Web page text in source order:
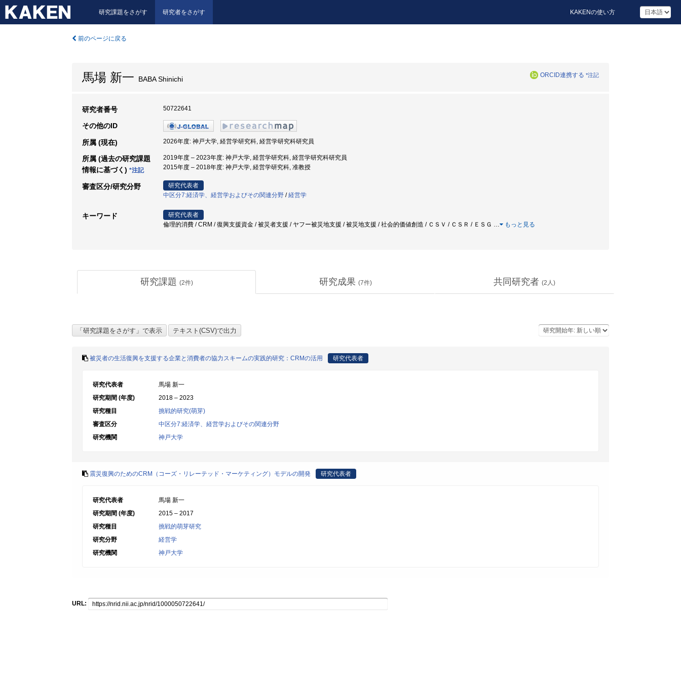
研究課題をさがす 研究者をさがす KAKENの使い方
前のページに戻る
馬場 新一 BABA Shinichi ORCID連携する *注記
研究者番号 50722641
その他のID
所属 (現在) 2026年度: 神戸大学, 経営学研究科, 経営学研究科研究員
所属 (過去の研究課題
情報に基づく) *注記
2019年度 – 2023年度: 神戸大学, 経営学研究科, 経営学研究科研究員
2015年度 – 2018年度: 神戸大学, 経営学研究科, 准教授
審査区分/研究分野
研究代表者
中区分7:経済学、経営学およびその関連分野 /経営学
キーワード
研究代表者
倫理的消費 / CRM / 復興支援資金 / 被災者支援 / ヤフー被災地支援 / 被災地支援 / 社会的価値創造 / ＣＳＶ / ＣＳＲ / ＥＳＧ … もっと見る
研究課題 (2件) 研究成果 (7件) 共同研究者 (2 人)
被災者の生活復興を支援する企業と消費者の協力スキームの実践的研究：CRMの活用 研究代表者
研究代表者
馬場 新一
研究期間 (年度)
2018 – 2023
研究種目
挑戦的研究(萌芽)
審査区分
中区分7:経済学、経営学およびその関連分野
研究機関
神戸大学
震災復興のためのCRM（コーズ・リレーテッド・マーケティング）モデルの開発 研究代表者
研究代表者
馬場 新一
研究期間 (年度)
2015 – 2017
研究種目
挑戦的萌芽研究
研究分野
経営学
研究機関
神戸大学
URL: